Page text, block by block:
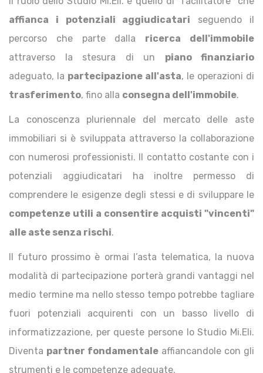
affianca i potenziali aggiudicatari seguendo il
percorso che parte dalla ricerca dell'immobile
attraverso la stesura di un piano finanziario
adeguato, la partecipazione all'asta, le operazioni di
trasferimento, fino alla consegna dell'immobile.
La conoscenza pluriennale del mercato delle aste
immobiliari si è sviluppata attraverso la collaborazione
con numerosi professionisti. Il contatto costante con i
potenziali aggiudicatari ha inoltre permesso di
comprendere le esigenze degli stessi e di sviluppare le
competenze utili a consentire acquisti "vincenti"
alle aste senza rischi.
Il futuro prossimo è ormai l’asta telematica, la nuova
modalità di partecipazione porterà grandi vantaggi nel
medio termine ma nello stesso tempo potrebbe tagliare
fuori potenziali acquirenti con un basso livello di
informatizzazione, per queste persone lo Studio Mi.Eli.
Diventa partner fondamentale affiancandole con gli
strumenti e le competenze adeguate.